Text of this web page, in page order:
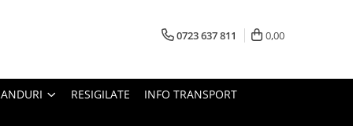
0723 637 811 0,00
RESIGILATE INFO TRANSPORT